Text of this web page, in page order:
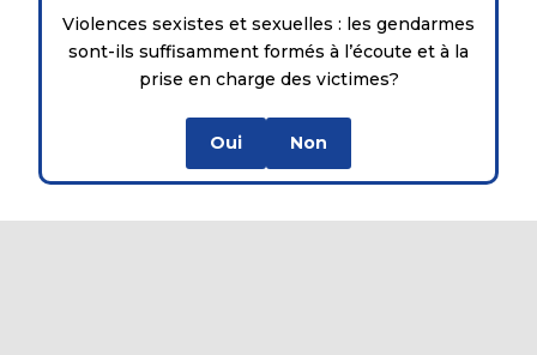
Violences sexistes et sexuelles : les gendarmes
sont-ils suffisamment formés à l’écoute et à la
prise en charge des victimes?
Oui Non